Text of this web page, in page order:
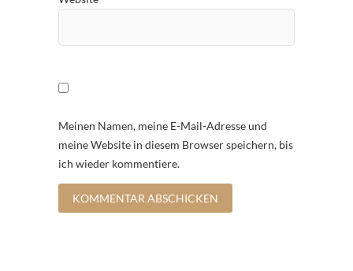
Meinen Namen, meine E-Mail-Adresse und
meine Website in diesem Browser speichern, bis
ich wieder kommentiere.